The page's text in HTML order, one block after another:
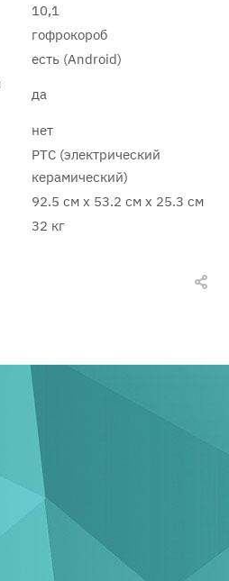
10,1
гофрокороб
есть (Android)
да
нет
PTC (электрический
керамический)
92.5 см x 53.2 см x 25.3 см
32 кг